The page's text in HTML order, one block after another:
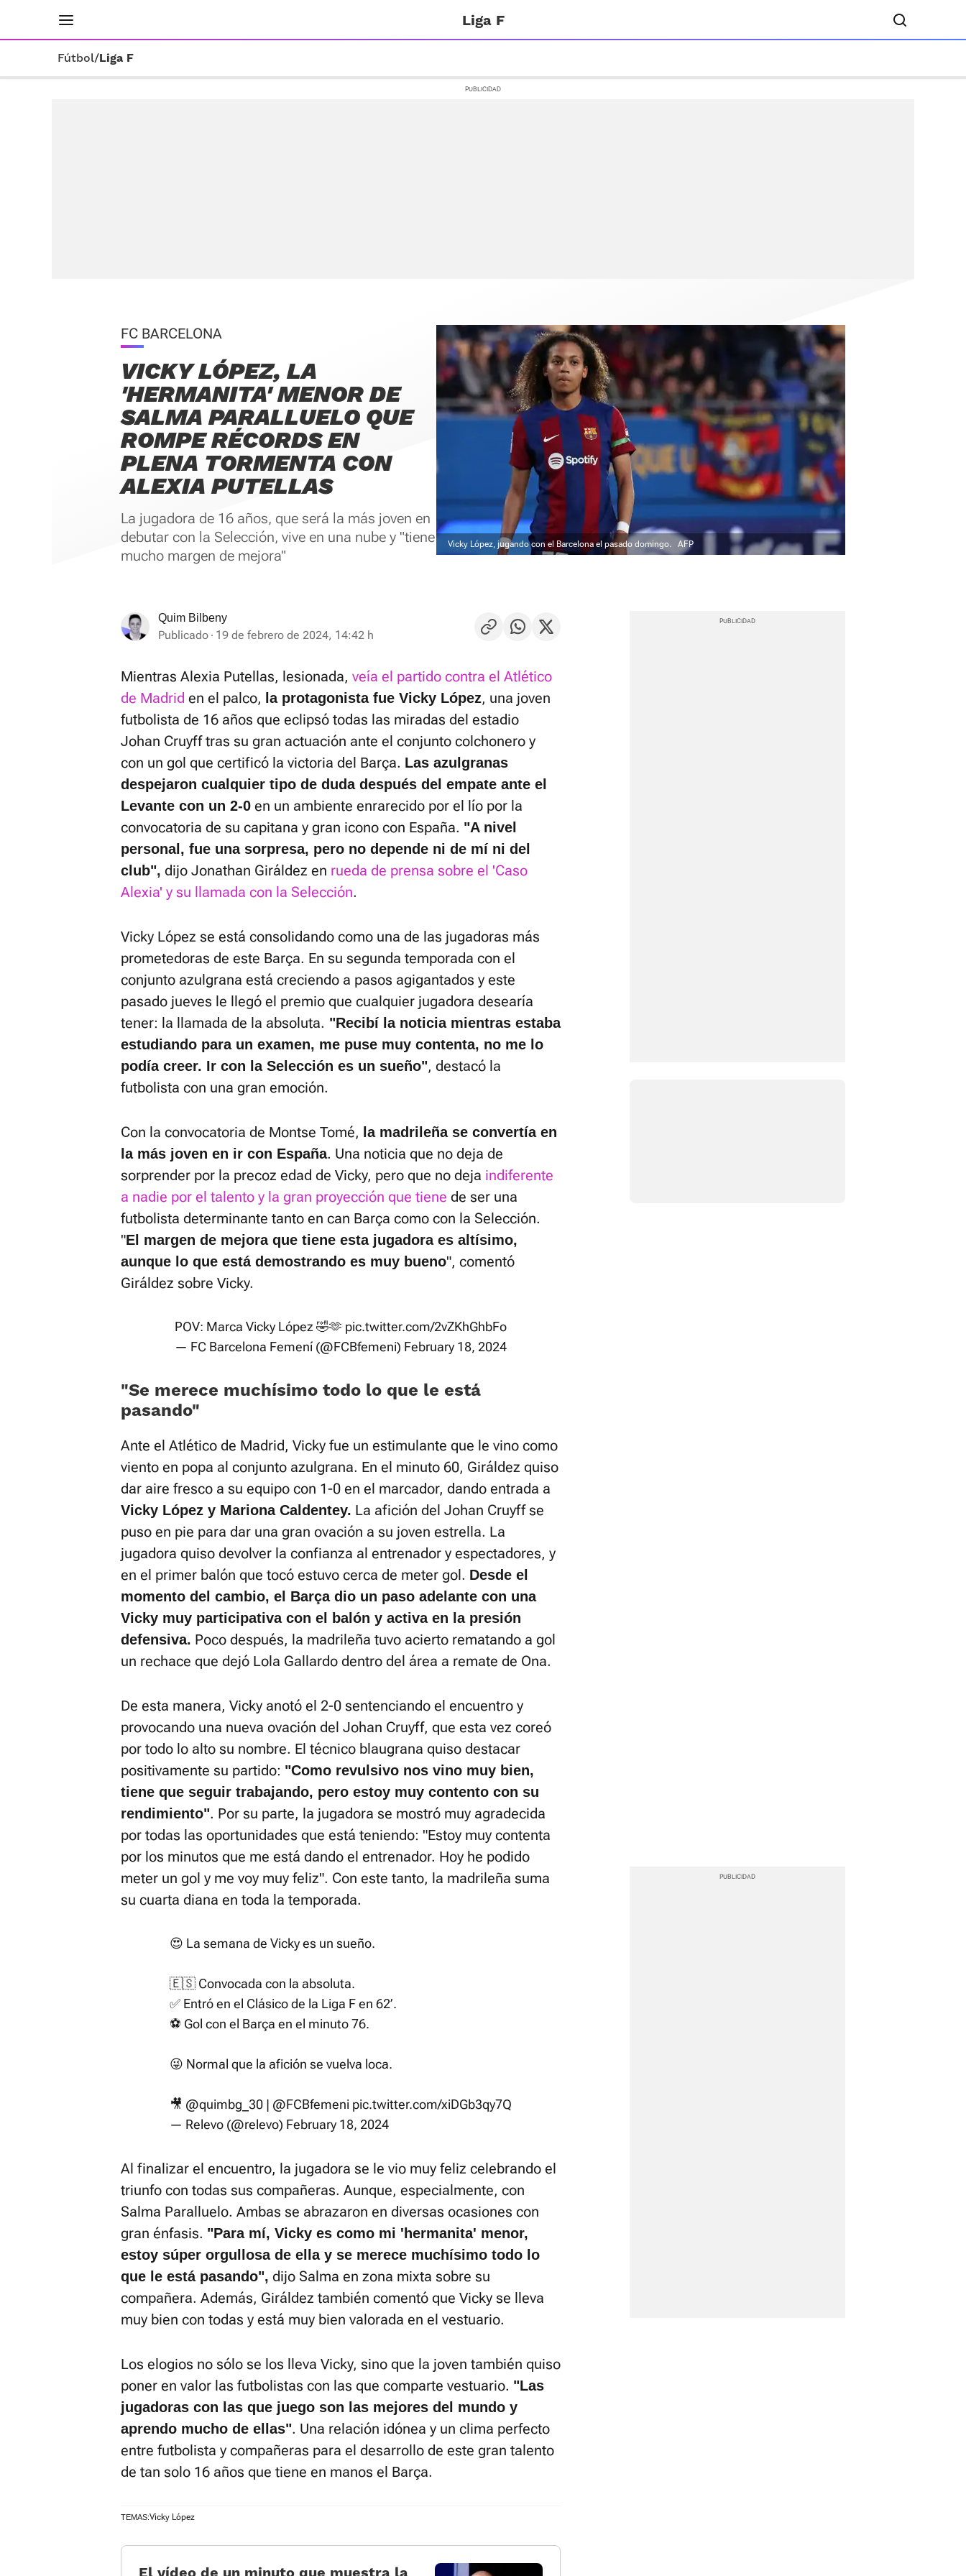
Liga F
Fútbol/Liga F
FC BARCELONA
VICKY LÓPEZ, LA
'HERMANITA' MENOR DE
SALMA PARALLUELO QUE
ROMPE RÉCORDS EN
PLENA TORMENTA CON
ALEXIA PUTELLAS
La jugadora de 16 años, que será la más joven en
debutar con la Selección, vive en una nube y "tiene
mucho margen de mejora"
Vicky López, jugando con el Barcelona el pasado domingo. AFP
Quim Bilbeny
Publicado 19 de febrero de 2024, 14:42 h
Mientras Alexia Putellas, lesionada, veía el partido contra el Atlético
de Madrid en el palco, la protagonista fue Vicky López, una joven
futbolista de 16 años que eclipsó todas las miradas del estadio
Johan Cruyff tras su gran actuación ante el conjunto colchonero y
con un gol que certificó la victoria del Barça. Las azulgranas
despejaron cualquier tipo de duda después del empate ante el
Levante con un 2-0 en un ambiente enrarecido por el lío por la
convocatoria de su capitana y gran icono con España. "A nivel
personal, fue una sorpresa, pero no depende ni de mí ni del
club", dijo Jonathan Giráldez en rueda de prensa sobre el 'Caso
Alexia' y su llamada con la Selección.
Vicky López se está consolidando como una de las jugadoras más
prometedoras de este Barça. En su segunda temporada con el
conjunto azulgrana está creciendo a pasos agigantados y este
pasado jueves le llegó el premio que cualquier jugadora desearía
tener: la llamada de la absoluta. "Recibí la noticia mientras estaba
estudiando para un examen, me puse muy contenta, no me lo
podía creer. Ir con la Selección es un sueño", destacó la
futbolista con una gran emoción.
Con la convocatoria de Montse Tomé, la madrileña se convertía en
la más joven en ir con España. Una noticia que no deja de
sorprender por la precoz edad de Vicky, pero que no deja indiferente
a nadie por el talento y la gran proyección que tiene de ser una
futbolista determinante tanto en can Barça como con la Selección.
"El margen de mejora que tiene esta jugadora es altísimo,
aunque lo que está demostrando es muy bueno", comentó
Giráldez sobre Vicky.
POV: Marca Vicky López 🤣🫶 pic.twitter.com/2vZKhGhbFo
— FC Barcelona Femení (@FCBfemeni) February 18, 2024
"Se merece muchísimo todo lo que le está
pasando"
Ante el Atlético de Madrid, Vicky fue un estimulante que le vino como
viento en popa al conjunto azulgrana. En el minuto 60, Giráldez quiso
dar aire fresco a su equipo con 1-0 en el marcador, dando entrada a
Vicky López y Mariona Caldentey. La afición del Johan Cruyff se
puso en pie para dar una gran ovación a su joven estrella. La
jugadora quiso devolver la confianza al entrenador y espectadores, y
en el primer balón que tocó estuvo cerca de meter gol. Desde el
momento del cambio, el Barça dio un paso adelante con una
Vicky muy participativa con el balón y activa en la presión
defensiva. Poco después, la madrileña tuvo acierto rematando a gol
un rechace que dejó Lola Gallardo dentro del área a remate de Ona.
De esta manera, Vicky anotó el 2-0 sentenciando el encuentro y
provocando una nueva ovación del Johan Cruyff, que esta vez coreó
por todo lo alto su nombre. El técnico blaugrana quiso destacar
positivamente su partido: "Como revulsivo nos vino muy bien,
tiene que seguir trabajando, pero estoy muy contento con su
rendimiento". Por su parte, la jugadora se mostró muy agradecida
por todas las oportunidades que está teniendo: "Estoy muy contenta
por los minutos que me está dando el entrenador. Hoy he podido
meter un gol y me voy muy feliz". Con este tanto, la madrileña suma
su cuarta diana en toda la temporada.
😍 La semana de Vicky es un sueño.
🇪🇸 Convocada con la absoluta.
✅ Entró en el Clásico de la Liga F en 62’.
⚽️ Gol con el Barça en el minuto 76.
😜 Normal que la afición se vuelva loca.
🎥 @quimbg_30 | @FCBfemeni pic.twitter.com/xiDGb3qy7Q
— Relevo (@relevo) February 18, 2024
Al finalizar el encuentro, la jugadora se le vio muy feliz celebrando el
triunfo con todas sus compañeras. Aunque, especialmente, con
Salma Paralluelo. Ambas se abrazaron en diversas ocasiones con
gran énfasis. "Para mí, Vicky es como mi 'hermanita' menor,
estoy súper orgullosa de ella y se merece muchísimo todo lo
que le está pasando", dijo Salma en zona mixta sobre su
compañera. Además, Giráldez también comentó que Vicky se lleva
muy bien con todas y está muy bien valorada en el vestuario.
Los elogios no sólo se los lleva Vicky, sino que la joven también quiso
poner en valor las futbolistas con las que comparte vestuario. "Las
jugadoras con las que juego son las mejores del mundo y
aprendo mucho de ellas". Una relación idónea y un clima perfecto
entre futbolista y compañeras para el desarrollo de este gran talento
de tan solo 16 años que tiene en manos el Barça.
TEMAS:Vicky López
El vídeo de un minuto que muestra la